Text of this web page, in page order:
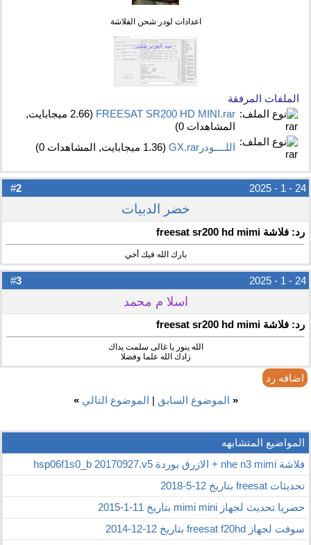
اعدادات لودر شحن الفلاشة
الملفات المرفقة
FREESAT SR200 HD MINI.rar‏
(2.66 ميجابايت,
المشاهدات 0)
اللــــودرGX.rar‏
(1.36 ميجابايت, المشاهدات 0)
2 24 - 1 - 2025
خضر الدبيات
رد: فلاشة freesat sr200 hd mimi
بارك الله فيك أخي
3 24 - 1 - 2025
اسلا م محمد
رد: فلاشة freesat sr200 hd mimi
الله ينور يا غالى سلمت يداك
زادك الله علما وفضلا
اضافه رد
« الموضوع السابق | الموضوع التالي »
المواضيع المتشابهه
فلاشة nhe n3 mimi + الازرق بوردة hsp06f1s0_b 20170927.v5
تحديثات freesat بتاريخ 12-5-2018
حصريا تحديث لجهاز mimi mini بتاريخ 11-1-2015
سوفت لجهاز freesat f20hd بتاريخ 12-12-2014